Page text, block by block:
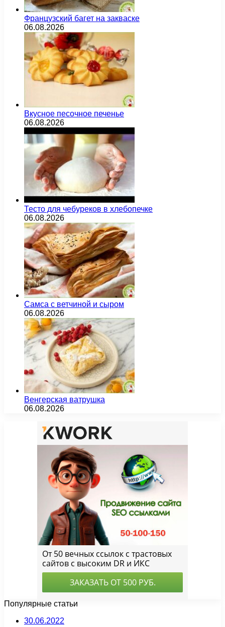
Французский багет на закваске
06.08.2026
Вкусное песочное печенье
06.08.2026
Тесто для чебуреков в хлебопечке
06.08.2026
Самса с ветчиной и сыром
06.08.2026
Венгерская ватрушка
06.08.2026
Популярные статьи
30.06.2022